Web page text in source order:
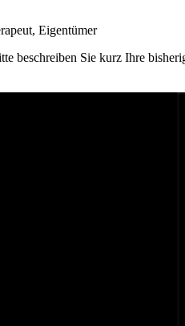
Eigentümer
beschreiben Sie kurz Ihre